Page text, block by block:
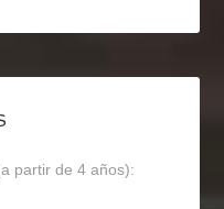
partir de 4 años):